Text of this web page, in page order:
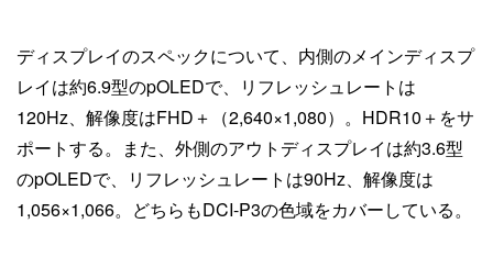
ディスプレイのスペックについて、内側のメインディスプ
レイは約6.9型のpOLEDで、リフレッシュレートは
120Hz、解像度はFHD＋（2,640×1,080）。HDR10＋をサ
ポートする。また、外側のアウトディスプレイは約3.6型
のpOLEDで、リフレッシュレートは90Hz、解像度は
1,056×1,066。どちらもDCI-P3の色域をカバーしている。